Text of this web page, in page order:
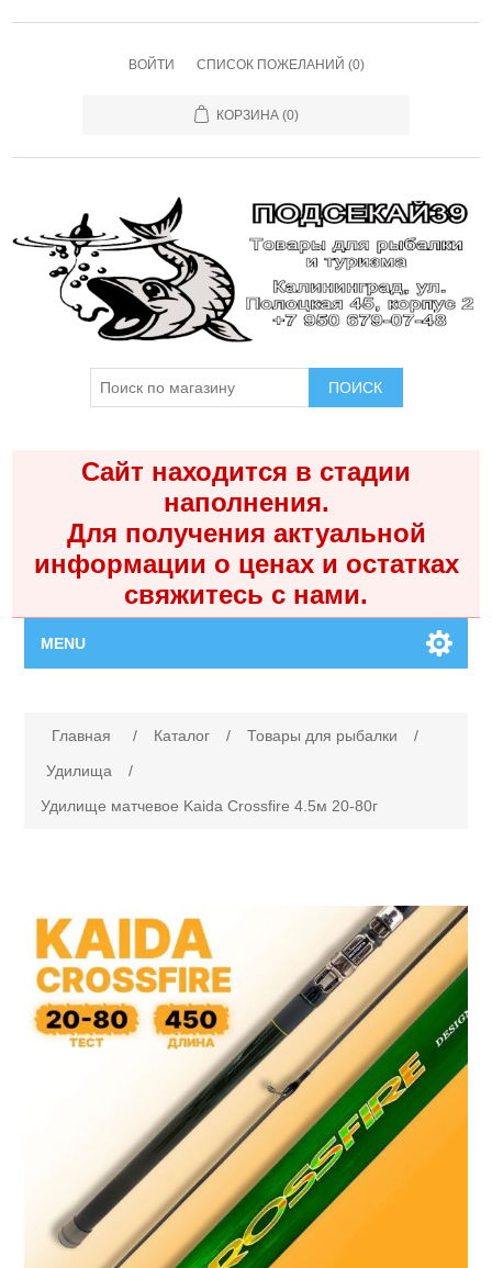
ВОЙТИ СПИСОК ПОЖЕЛАНИЙ (0)
КОРЗИНА (0)
ПОИСК
Сайт находится в стадии
наполнения.
Для получения актуальной
информации о ценах и остатках
свяжитесь с нами.
MENU
Каталог
Товары для рыбалки
Поиск
Главная / Каталог / Товары для рыбалки
/
Удилища
/
Удилище матчевое Kaida Crossfire 4.5м 20-80г